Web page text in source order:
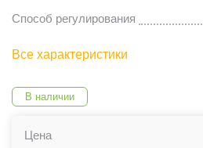
Способ регулирования
Все характеристики
В наличии
Цена